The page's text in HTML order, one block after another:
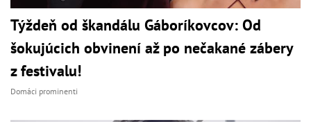
Týždeň od škandálu Gáboríkovcov: Od
šokujúcich obvinení až po nečakané zábery
z festivalu!
Domáci prominenti